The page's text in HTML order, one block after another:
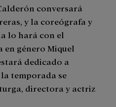
conversará
y la coreógrafa y
lo hará con el
en género Miquel
dedicado a
temporada se
directora y actriz